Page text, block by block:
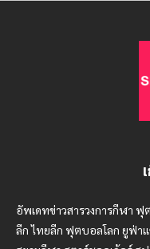
อัพเดทข่าวสารวงการกีฬา
ลีก ไทยลีก ฟุตบอลโลก ยูฟ่า